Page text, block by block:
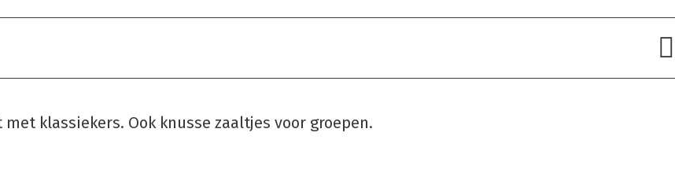
klassiekers. Ook knusse zaaltjes voor groepen.